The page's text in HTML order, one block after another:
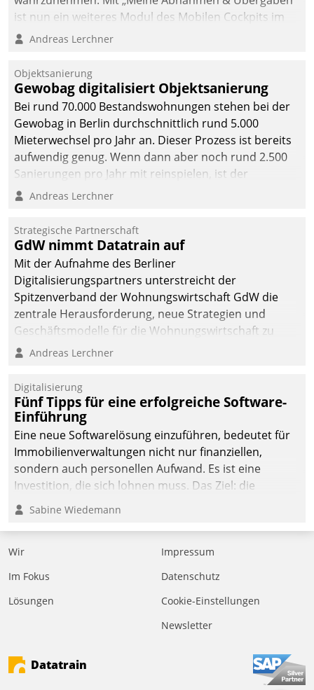
ist nun ein weiteres Modul des Mobilen Cockpits im
Einsatz.
Andreas Lerchner
Objektsanierung
Gewobag digitalisiert Objektsanierung
Bei rund 70.000 Bestandswohnungen stehen bei der
Gewobag in Berlin durchschnittlich rund 5.000
Mieterwechsel pro Jahr an. Dieser Prozess ist bereits
aufwendig genug. Wenn dann aber noch rund 2.500
Sanierungen pro Jahr mit reinspielen, ist der
Betreuungs- und Organisationsaufwand immens. Im
kommunale Wohnungsbauunternehmen daher
gemeinsam mit der Berliner Datatrain GmbH den
Teilprozess der Objektsanierung digitalisiert.
Andreas Lerchner
Strategische Partnerschaft
GdW nimmt Datatrain auf
Mit der Aufnahme des Berliner
Digitalisierungspartners unterstreicht der
Spitzenverband der Wohnungswirtschaft GdW die
zentrale Herausforderung, neue Strategien und
Geschäftsmodelle für die Wohnungswirtschaft zu
entwickeln.
Andreas Lerchner
Digitalisierung
Fünf Tipps für eine erfolgreiche Software-
Einführung
Eine neue Softwarelösung einzuführen, bedeutet für
Immobilienverwaltungen nicht nur finanziellen,
sondern auch personellen Aufwand. Es ist eine
Investition, die sich lohnen muss. Das Ziel: die
nachhaltige Optimierung der Geschäftsabläufe. Damit
dieses Ziel erreicht wird, sollten einige Grundregeln
befolgt werden.
Sabine Wiedemann
Wir
Im Fokus
Lösungen
Impressum
Datenschutz
Cookie-Einstellungen
Newsletter
Datatrain